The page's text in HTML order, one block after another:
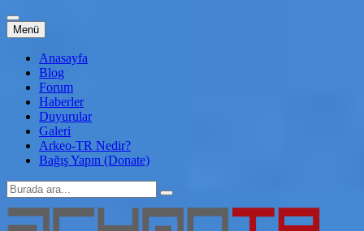
Menü İçeriğe
atla
Anasayfa
Blog
Forum
Haberler
Duyurular
Galeri
Arkeo-TR Nedir?
Bağış Yapın (Donate)
Arama: